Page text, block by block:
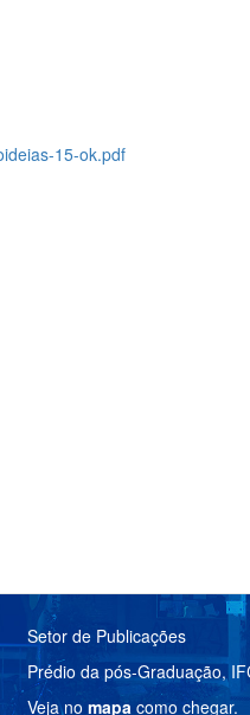
15-ok.pdf
Setor de Publicações
Prédio da pós-Graduação,
Veja no mapacomo chegar.